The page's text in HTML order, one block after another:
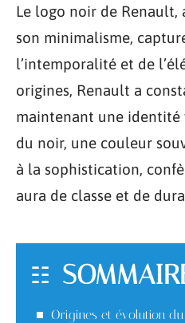
Le logo noir de Renault,
son minimalisme,
l’intemporalité et de
origines, Renault a
maintenant une identité
du noir, une couleur
à la sophistication,
aura de classe et de
Origines et évolution